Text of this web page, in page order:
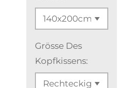
Grösse Des
Kopfkissens: